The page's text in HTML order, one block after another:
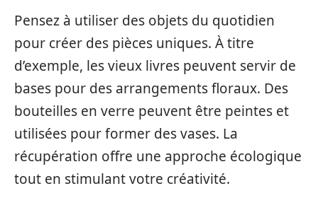
Pensez à utiliser des objets du quotidien
pour créer des pièces uniques. À titre
d’exemple, les vieux livres peuvent servir de
bases pour des arrangements floraux. Des
bouteilles en verre peuvent être peintes et
utilisées pour former des vases. La
récupération offre une approche écologique
tout en stimulant votre créativité.